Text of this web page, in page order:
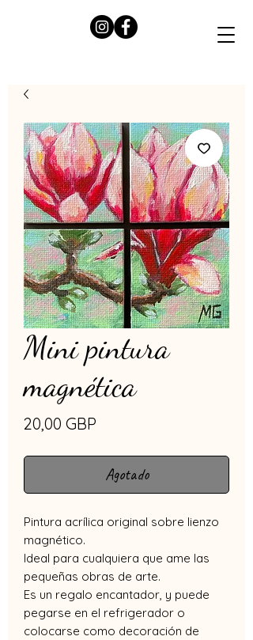
Mini pintura
magnética
20,00 GBP
Agotado
Pintura acrílica original sobre lienzo
magnético.
Ideal para cualquiera que ame las
pequeñas obras de arte.
Es un regalo encantador, y puede
pegarse en el refrigerador o
colocarse como decoración de